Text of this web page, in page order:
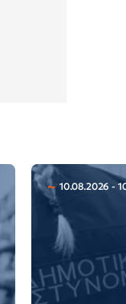
10.08.2026 -